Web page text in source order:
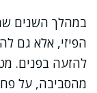
במהלך השנים
הפיזי, אלא גם
להזעה בפנים.
מהסביבה, על